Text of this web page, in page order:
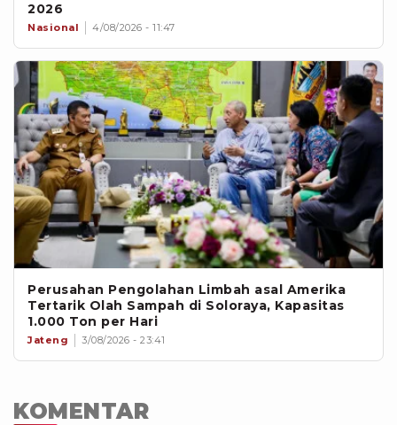
2026
Nasional 4/08/2026 - 11:47
Perusahan Pengolahan Limbah asal Amerika
Tertarik Olah Sampah di Soloraya, Kapasitas
1.000 Ton per Hari
Jateng 3/08/2026 - 23:41
KOMENTAR